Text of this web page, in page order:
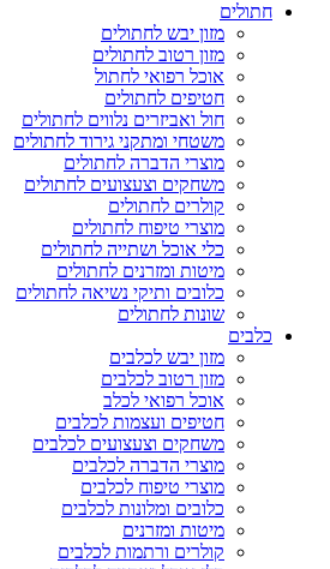
חתולים
מזון יבש לחתולים
מזון רטוב לחתולים
אוכל רפואי לחתול
חטיפים לחתולים
חול ואביזרים נלווים לחתולים
משטחי ומתקני גירוד לחתולים
מוצרי הדברה לחתולים
משחקים וצעצועים לחתולים
קולרים לחתולים
מוצרי טיפוח לחתולים
כלי אוכל ושתייה לחתולים
מיטות ומזרנים לחתולים
כלובים ותיקי נשיאה לחתולים
שונות לחתולים
כלבים
מזון יבש לכלבים
מזון רטוב לכלבים
אוכל רפואי לכלב
חטיפים ועצמות לכלבים
משחקים וצעצועים לכלבים
מוצרי הדברה לכלבים
מוצרי טיפוח לכלבים
כלובים ומלונות לכלבים
מיטות ומזרנים
קולרים ורתמות לכלבים